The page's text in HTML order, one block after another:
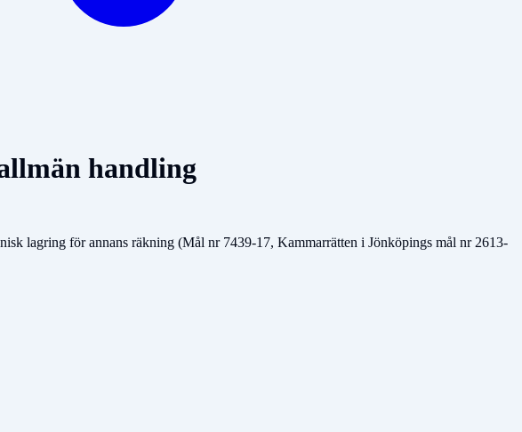
handling
lagring för annans räkning (Mål nr 7439-17, Kammarrätten i Jönköpings mål nr 2613-